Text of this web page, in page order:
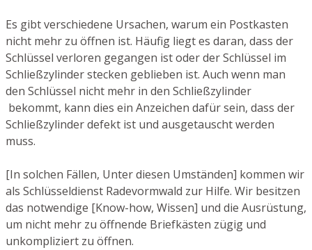
Es gibt verschiedene Ursachen, warum ein Postkasten
nicht mehr zu öffnen ist. Häufig liegt es daran, dass der
Schlüssel verloren gegangen ist oder der Schlüssel im
Schließzylinder stecken geblieben ist. Auch wenn man
den Schlüssel nicht mehr in den Schließzylinder
bekommt, kann dies ein Anzeichen dafür sein, dass der
Schließzylinder defekt ist und ausgetauscht werden
muss.
[In solchen Fällen, Unter diesen Umständen] kommen wir
als Schlüsseldienst Radevormwald zur Hilfe. Wir besitzen
das notwendige [Know-how, Wissen] und die Ausrüstung,
um nicht mehr zu öffnende Briefkästen zügig und
unkompliziert zu öffnen.